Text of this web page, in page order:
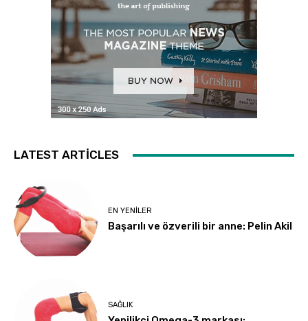
LATEST ARTICLES
EN YENILER
Başarılı ve özverili bir anne: Pelin Akil
SAĞLIK